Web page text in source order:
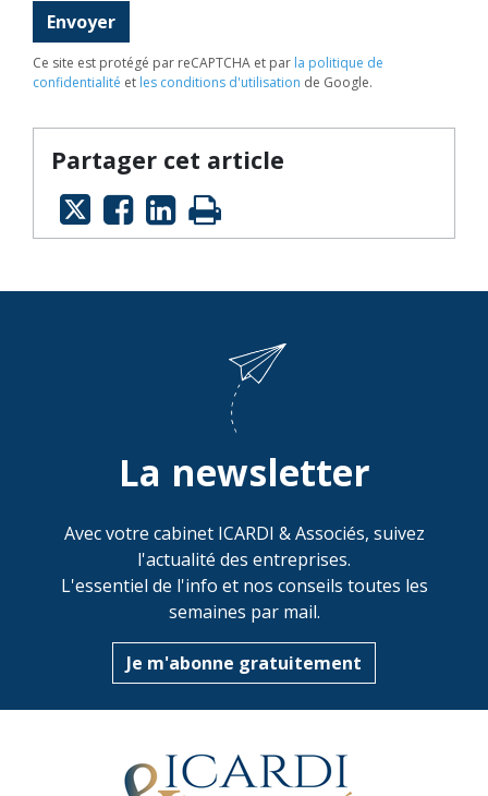
Envoyer
Ce site est protégé par reCAPTCHA et par la politique de
confidentialité et les conditions d'utilisation de Google.
Partager cet article
La newsletter
Avec votre cabinet ICARDI & Associés, suivez
l'actualité des entreprises.
L'essentiel de l'info et nos conseils toutes les
semaines par mail.
Je m'abonne gratuitement